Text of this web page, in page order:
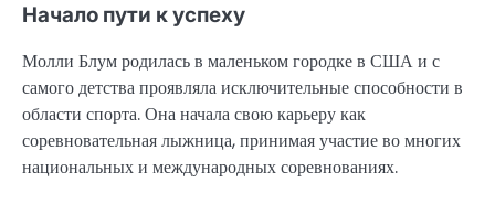
Начало пути к успеху
Молли Блум родилась в маленьком городке в США и с
самого детства проявляла исключительные способности в
области спорта. Она начала свою карьеру как
соревновательная лыжница, принимая участие во многих
национальных и международных соревнованиях.